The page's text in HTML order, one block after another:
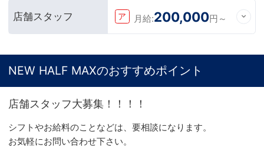
店舗スタッフ ア 月給:200,000円～
NEW HALF MAXのおすすめポイント
店舗スタッフ大募集！！！！
シフトやお給料のことなどは、要相談になります。
お気軽にお問い合わせ下さい。